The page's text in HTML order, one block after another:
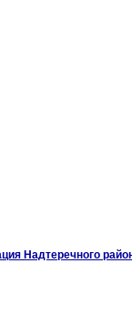
Надтеречного